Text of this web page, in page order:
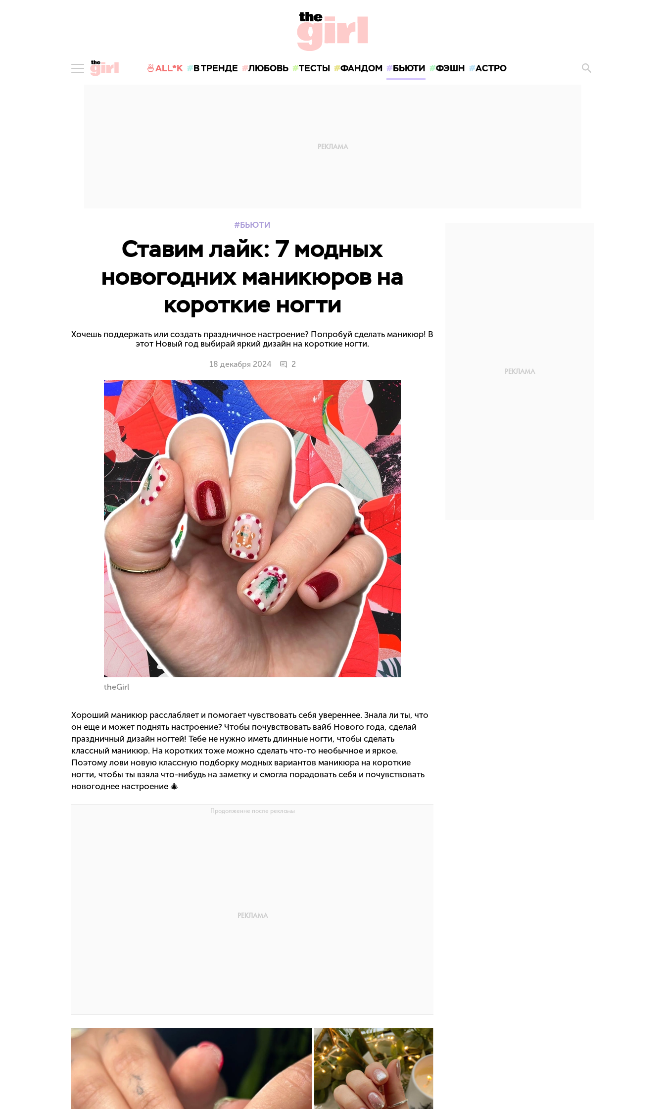
🍜ALL*K В ТРЕНДЕ ЛЮБОВЬ ТЕСТЫ ФАНДОМ БЬЮТИ ФЭШН АСТРО
БЬЮТИ
Ставим лайк: 7 модных
новогодних маникюров на
короткие ногти
Хочешь поддержать или создать праздничное настроение? Попробуй сделать маникюр! В
этот Новый год выбирай яркий дизайн на короткие ногти.
18 декабря 2024 2
theGirl
Хороший маникюр расслабляет и помогает чувствовать себя увереннее. Знала ли ты, что
он еще и может поднять настроение? Чтобы почувствовать вайб Нового года, сделай
праздничный дизайн ногтей! Тебе не нужно иметь длинные ногти, чтобы сделать
классный маникюр. На коротких тоже можно сделать что-то необычное и яркое.
Поэтому лови новую классную подборку модных вариантов маникюра на короткие
ногти, чтобы ты взяла что-нибудь на заметку и смогла порадовать себя и почувствовать
новогоднее настроение 🎄